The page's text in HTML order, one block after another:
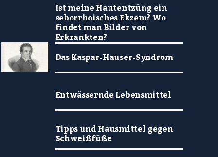
Ist meine Hautentzüng ein
seborrhoisches Ekzem? Wo
findet man Bilder von
Erkrankten?
Das Kaspar-Hauser-Syndrom
Entwässernde Lebensmittel
Tipps und Hausmittel gegen
Schweißfüße